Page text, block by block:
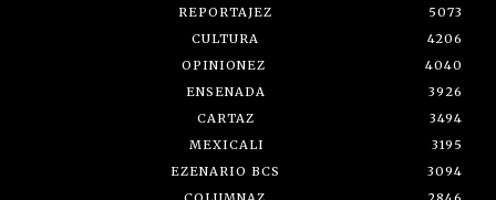
REPORTAJEZ
5073
CULTURA
4206
OPINIONEZ
4040
ENSENADA
3926
CARTAZ
3494
MEXICALI
3195
EZENARIO BCS
3094